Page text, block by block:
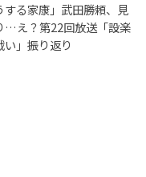
する家康」武田勝頼、見
…え？第22回放送「設楽
い」振り返り